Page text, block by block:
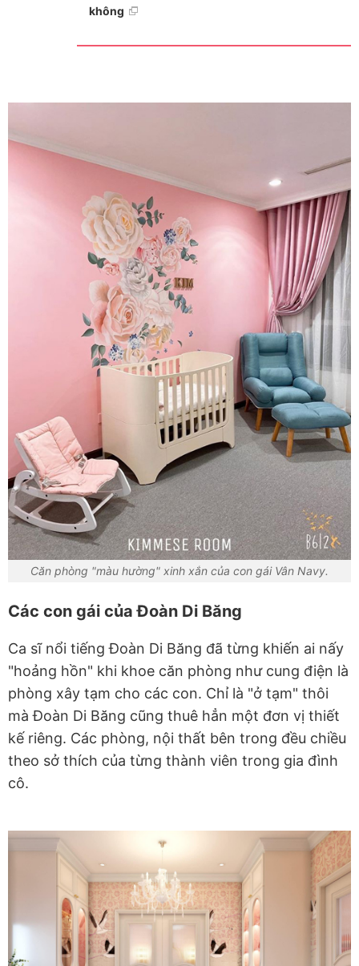
không
Căn phòng "màu hường" xinh xắn của con gái Vân Navy.
Các con gái của Đoàn Di Băng
Ca sĩ nổi tiếng Đoàn Di Băng đã từng khiến ai nấy
"hoảng hồn" khi khoe căn phòng như cung điện là
phòng xây tạm cho các con. Chỉ là "ở tạm" thôi
mà Đoàn Di Băng cũng thuê hẳn một đơn vị thiết
kế riêng. Các phòng, nội thất bên trong đều chiều
theo sở thích của từng thành viên trong gia đình
cô.